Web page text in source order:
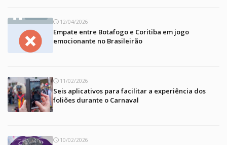
12/04/2026
Empate entre Botafogo e Coritiba em jogo
emocionante no Brasileirão
11/02/2026
Seis aplicativos para facilitar a experiência dos
foliões durante o Carnaval
10/02/2026